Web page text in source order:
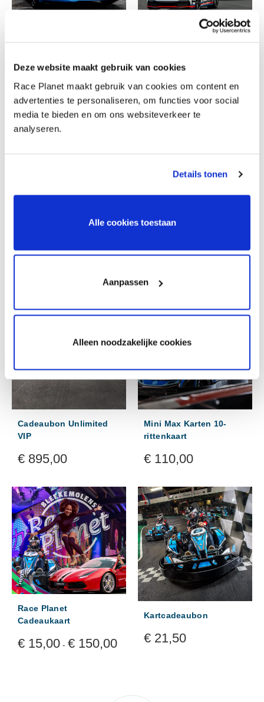
Deze website maakt gebruik van cookies
Race Planet maakt gebruik van cookies om content en
advertenties te personaliseren, om functies voor social
media te bieden en om ons websiteverkeer te
analyseren.
Details tonen
Alle cookies toestaan
Aanpassen
Alleen noodzakelijke cookies
€895,00
€ 625,00
€150,00
Cadeaubon Unlimited
VIP
€ 895,00
Mini Max Karten 10-
rittenkaart
€ 110,00
Race Planet
Cadeaukaart
€ 15,00 - € 150,00 Prijsklasse:
Kartcadeaubon
€ 21,50